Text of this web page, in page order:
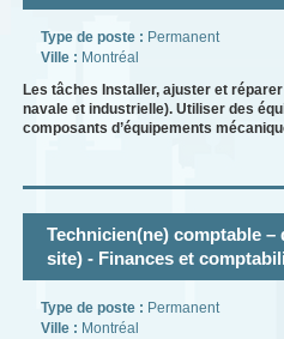
Type de poste : Permanent
Ville : Montréal
Les tâches Installer, ajuster et
navale et industrielle). Utiliser des
composants d’équipements
Technicien(ne) comptable
site) - Finances et
Type de poste : Permanent
Ville : Montréal